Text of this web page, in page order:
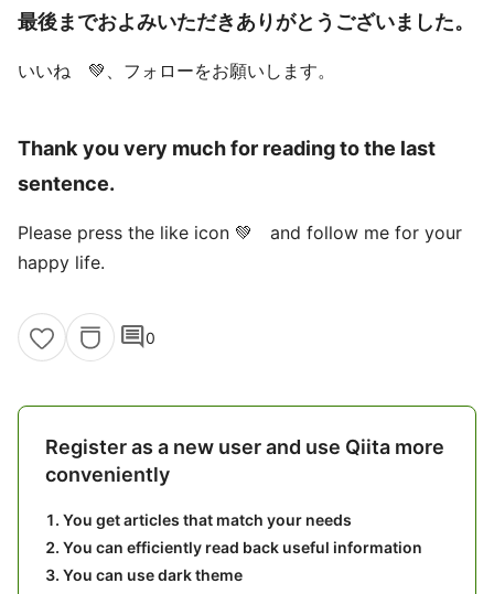
最後までおよみいただきありがとうございました。
いいね 💚、フォローをお願いします。
Thank you very much for reading to the last
sentence.
Please press the like icon 💚 and follow me for your
happy life.
comment0
Register as a new user and use Qiita more
conveniently
You get articles that match your needs
You can efficiently read back useful information
You can use dark theme